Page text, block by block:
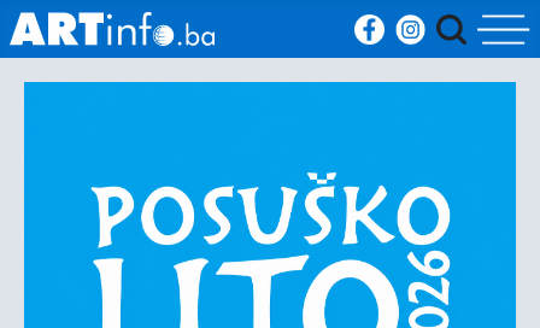
Sport
Kultura